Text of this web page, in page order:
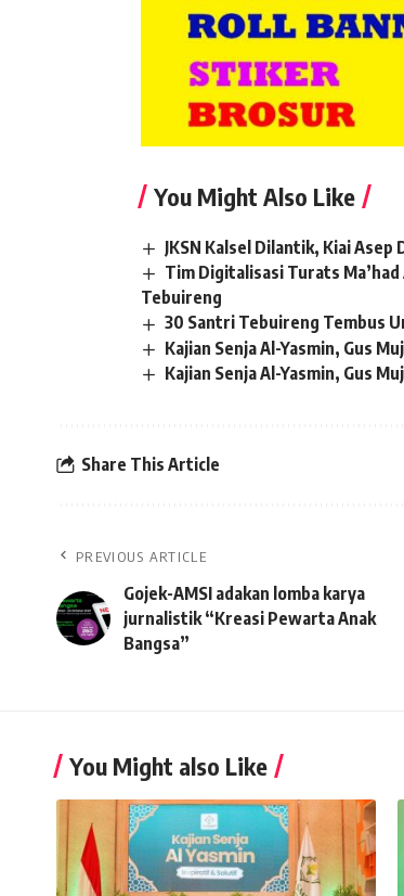
You Might Also Like
JKSN Kalsel Dilantik, Kiai
Tim Digitalisasi Turats
Tebuireng
30 Santri Tebuireng Tembus
Kajian Senja Al-Yasmin, Gus
Kajian Senja Al-Yasmin, Gus
Share This Article
PREVIOUS ARTICLE
Gojek-AMSI adakan lomba karya
jurnalistik “Kreasi Pewarta Anak
Bangsa”
You Might also Like